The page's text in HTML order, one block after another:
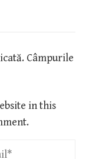
Câmpurile
in this